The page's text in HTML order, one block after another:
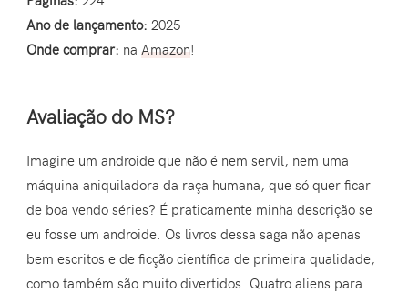
Ano de lançamento: 2025
Onde comprar: naAmazon!
Avaliação do MS?
Imagine um androide que não é nem servil, nem uma
máquina aniquiladora da raça humana, que só quer ficar
de boa vendo séries? É praticamente minha descrição se
eu fosse um androide. Os livros dessa saga não apenas
bem escritos e de ficção científica de primeira qualidade,
como também são muito divertidos. Quatro aliens para